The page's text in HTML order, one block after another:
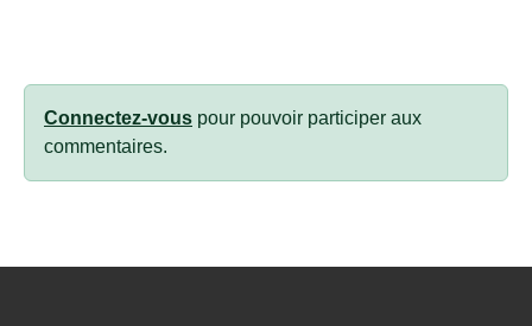
Connectez-vous pour pouvoir participer aux
commentaires.